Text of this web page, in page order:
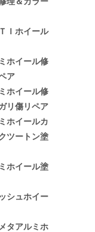
Ｉホイール
ホイール修
ア
ホイール修
リ傷リペア
ホイールカ
ツートン塗
ホイール塗
シュホイー
タアルミホ